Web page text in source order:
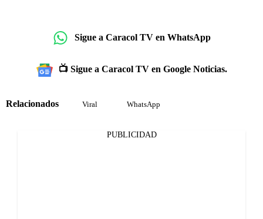
Sigue a Caracol TV en WhatsApp
📺 Sigue a Caracol TV en Google Noticias.
Relacionados Viral WhatsApp
PUBLICIDAD